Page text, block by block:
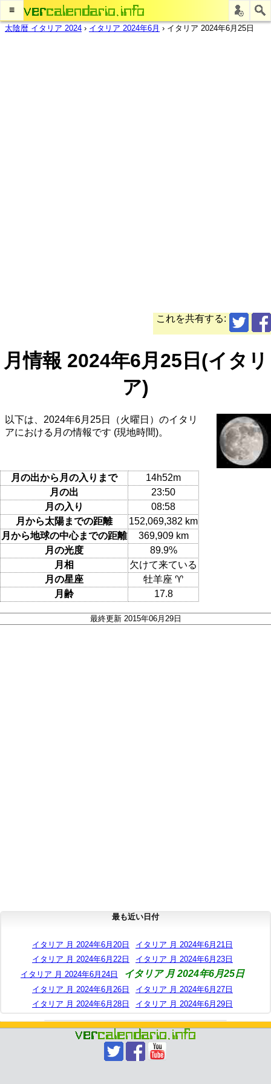
≡
太陰暦 イタリア 2024 › イタリア 2024年6月 › イタリア 2024年6月25日
これを共有する:
月情報 2024年6月25日(イタリ
ア)
以下は、2024年6月25日（火曜日）のイタリ
アにおける月の情報です (現地時間)。
月の出から月の入りまで
14h52m
月の出
23:50
月の入り
08:58
月から太陽までの距離
152,069,382 km
月から地球の中心までの距離
369,909 km
月の光度
89.9%
月相
欠けて来ている
月の星座
牡羊座 ♈
月齢
17.8
最終更新 2015年06月29日
最も近い日付
イタリア 月 2024年6月20日
イタリア 月 2024年6月21日
イタリア 月 2024年6月22日
イタリア 月 2024年6月23日
イタリア 月 2024年6月24日
イタリア 月 2024年6月25日
イタリア 月 2024年6月26日
イタリア 月 2024年6月27日
イタリア 月 2024年6月28日
イタリア 月 2024年6月29日